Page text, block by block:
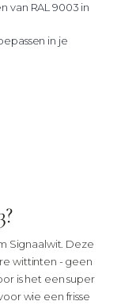
van RAL 9003 in
in je
Signaalwit. Deze
wittinten - geen
is het een super
wie een frisse